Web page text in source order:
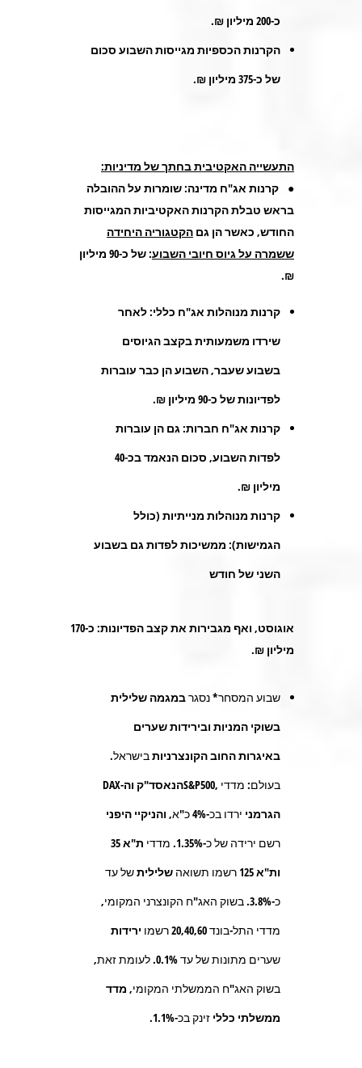
כ-200 מיליון ₪.
הקרנות הכספיות מגייסות השבוע סכום
של כ-375 מיליון ₪.
התעשייה האקטיבית בחתך של מדיניות:
● קרנות אג"ח מדינה: שומרות על ההובלה
בראש טבלת הקרנות האקטיביות המגייסות
החודש, כאשר הן גם הקטגוריה היחידה
ששמרה על גיוס חיובי השבוע
: של כ-90 מיליון
₪.
קרנות מנוהלות אג"ח כללי: לאחר
שירדו משמעותית בקצב הגיוסים
בשבוע שעבר, השבוע הן כבר עוברות
לפדיונות של כ-90 מיליון ₪.
קרנות אג"ח חברות: גם הן עוברות
לפדות השבוע, סכום הנאמד בכ-40
מיליון ₪.
קרנות מנוהלות מנייתיות (כולל
הגמישות): ממשיכות לפדות גם בשבוע
השני של חודש
אוגוסט, ואף מגבירות את קצב הפדיונות: כ-170
מיליון ₪.
שבוע המסחר* נסגרבמגמה שלילית
בשוקי המניות ובירידות שערים
באיגרות החוב הקונצרניותבישראל.
בעולם: מדדי ,S&P500 הנאסד"ק וה-DAX
הגרמני ירדו בכ-4%כ"א, והניקיי היפני
רשם ירידה של כ-1.35%. מדדי ת"א 35
ות"א 125
רשמו תשואה שליליתשל עד
כ-3.8%. בשוק האג"ח הקונצרני המקומי,
מדדי התל-בונד20,40,60רשמו ירידות
שערים מתונות של עד0.1%. לעומת זאת,
בשוק האג"ח הממשלתי המקומי, מדד
ממשלתי כללי זינק בכ-1.1%
.